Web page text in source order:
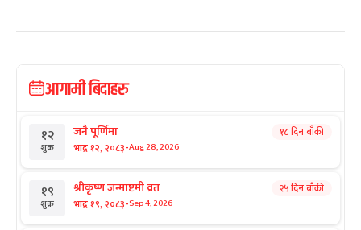
आगामी बिदाहरु
१२
शुक्र
जनै पूर्णिमा
भाद्र १२, २०८३-Aug 28, 2026
१८ दिन बाँकी
१९
शुक्र
श्रीकृष्ण जन्माष्टमी व्रत
भाद्र १९, २०८३-Sep 4, 2026
२५ दिन बाँकी